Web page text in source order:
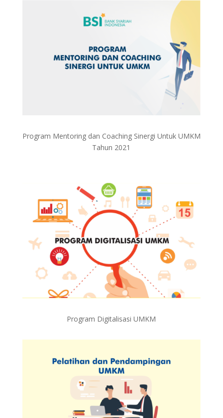
Program Mentoring dan Coaching Sinergi Untuk UMKM
Tahun 2021
Program Digitalisasi UMKM